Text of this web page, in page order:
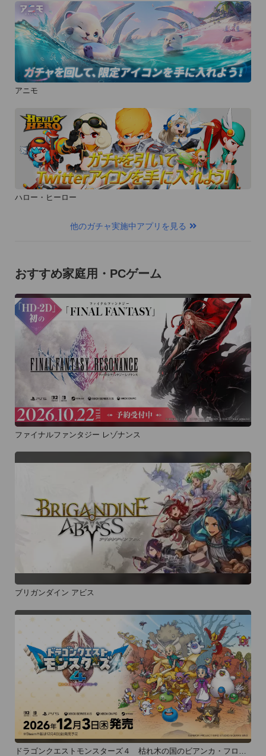
アニモ
ハロー・ヒーロー
他のガチャ実施中アプリを見る
おすすめ家庭用・PCゲーム
ファイナルファンタジー レゾナンス
ブリガンダイン アビス
ドラゴンクエストモンスターズ４ 枯れ木の国のビアンカ・フロー